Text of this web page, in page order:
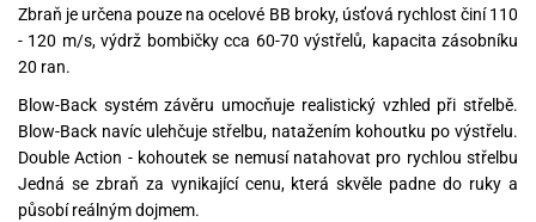
Zbraň je určena pouze na ocelové BB broky, úsťová rychlost činí 110
- 120 m/s, výdrž bombičky cca 60-70 výstřelů, kapacita zásobníku
20 ran.
Blow-Back systém závěru umocňuje realistický vzhled při střelbě.
Blow-Back navíc ulehčuje střelbu, natažením kohoutku po výstřelu.
Double Action - kohoutek se nemusí natahovat pro rychlou střelbu
Jedná se zbraň za vynikající cenu, která skvěle padne do ruky a
působí reálným dojmem.